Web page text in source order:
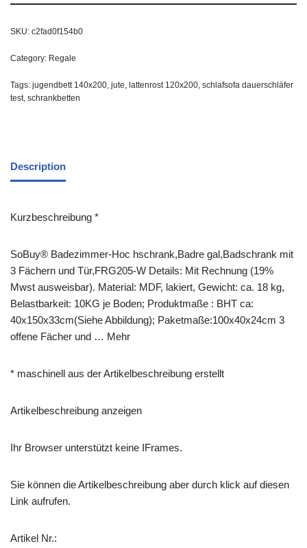
SKU: c2fad0f154b0
Category: Regale
Tags: jugendbett 140x200, jute, lattenrost 120x200, schlafsofa dauerschläfer
test, schrankbetten
Description
Kurzbeschreibung *
SoBuy® Badezimmer-Hoc hschrank,Badre gal,Badschrank mit
3 Fächern und Tür,FRG205-W Details: Mit Rechnung (19%
Mwst ausweisbar). Material: MDF, lakiert, Gewicht: ca. 18 kg,
Belastbarkeit: 10KG je Boden; Produktmaße : BHT ca:
40x150x33cm(Siehe Abbildung); Paketmaße:100x40x24cm 3
offene Fächer und … Mehr
* maschinell aus der Artikelbeschreibung erstellt
Artikelbeschreibung anzeigen
Ihr Browser unterstützt keine IFrames.
Sie können die Artikelbeschreibung aber durch klick auf diesen
Link aufrufen.
Artikel Nr.: